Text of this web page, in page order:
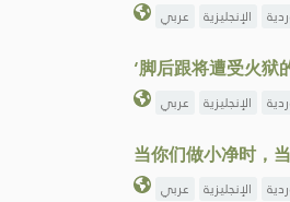
عربي الإنجليزية
‘脚后跟将遭受火狱
عربي الإنجليزية
当你们做小净时，
عربي الإنجليزية